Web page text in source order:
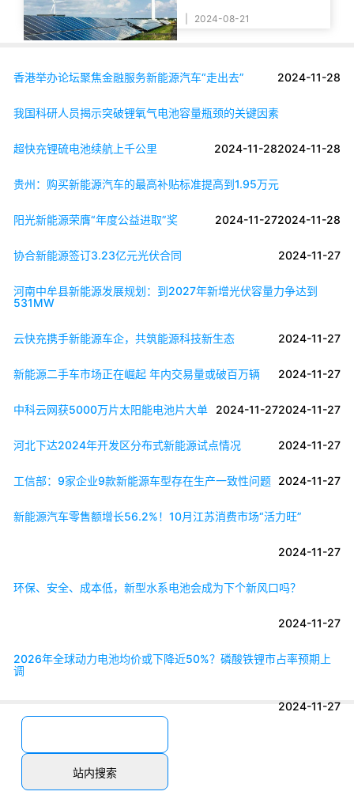
2024-08-21
香港举办论坛聚焦金融服务新能源汽车“走出去” 2024-11-28
我国科研人员揭示突破锂氧气电池容量瓶颈的关键因素
2024-11-28
超快充锂硫电池续航上千公里 2024-11-28
贵州：购买新能源汽车的最高补贴标准提高到1.95万元
2024-11-28
阳光新能源荣膺“年度公益进取”奖 2024-11-27
协合新能源签订3.23亿元光伏合同 2024-11-27
河南中牟县新能源发展规划：到2027年新增光伏容量力争达到
531MW
2024-11-27
云快充携手新能源车企，共筑能源科技新生态
2024-11-27
新能源二手车市场正在崛起 年内交易量或破百万辆
2024-11-27
中科云网获5000万片太阳能电池片大单 2024-11-27
河北下达2024年开发区分布式新能源试点情况 2024-11-27
工信部：9家企业9款新能源车型存在生产一致性问题 2024-11-27
新能源汽车零售额增长56.2%！10月江苏消费市场“活力旺”
2024-11-27
环保、安全、成本低，新型水系电池会成为下个新风口吗？
2024-11-27
2026年全球动力电池均价或下降近50%？磷酸铁锂市占率预期上
调
2024-11-27